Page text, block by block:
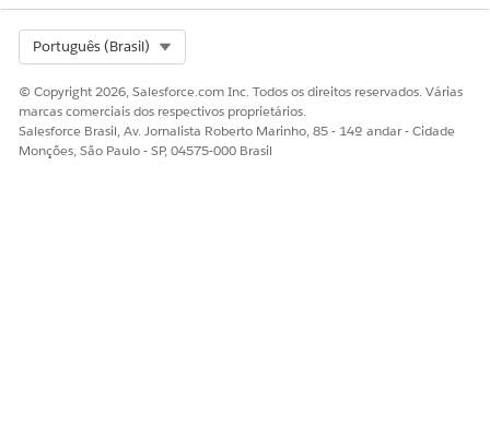
Português (Brasil)
© Copyright 2026, Salesforce.com Inc. Todos os direitos reservados. Várias
marcas comerciais dos respectivos proprietários.
Salesforce Brasil, Av. Jornalista Roberto Marinho, 85 - 14º andar - Cidade
Monções, São Paulo - SP, 04575-000 Brasil